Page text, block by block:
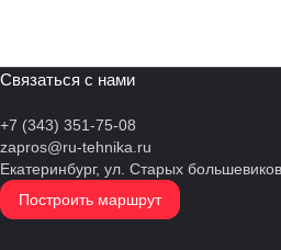
Связаться с нами
+7 (343) 351-75-08
zapros@ru-tehnika.ru
Екатеринбург, ул. Старых
Построить маршрут